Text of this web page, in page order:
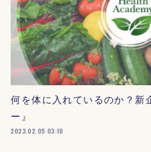
何を体に入れているのか？新
ー』
2023.02.05 03:10